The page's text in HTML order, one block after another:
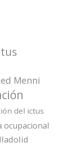
Menni
del ictus
ocupacional